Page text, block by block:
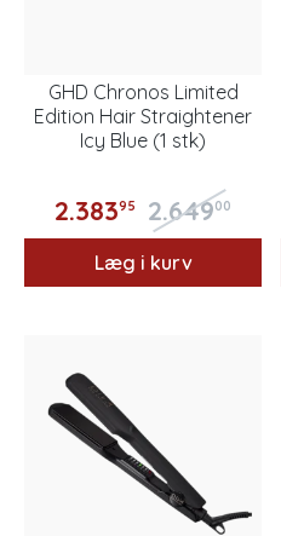
GHD Chronos Limited
Edition Hair Straightener
Icy Blue (1 stk)
2.38395 2.64900
Læg i kurv